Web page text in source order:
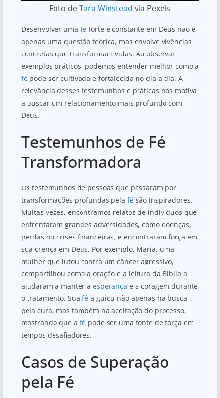
Foto deTara Winstead via Pexels
Desenvolver uma féforte e constante em Deus não é
apenas uma questão teórica, mas envolve vivências
concretas que transformam vidas. Ao observar
exemplos práticos, podemos entender melhor como a
fépode ser cultivada e fortalecida no dia a dia. A
relevância desses testemunhos e práticas nos motiva
a buscar um relacionamento mais profundo com
Deus.
Testemunhos de Fé
Transformadora
Os testemunhos de pessoas que passaram por
transformações profundas pela fésão inspiradores.
Muitas vezes, encontramos relatos de indivíduos que
enfrentaram grandes adversidades, como doenças,
perdas ou crises financeiras, e encontraram força em
sua crença em Deus. Por exemplo, Maria, uma
mulher que lutou contra um câncer agressivo,
compartilhou como a oração e a leitura da Bíblia a
ajudaram a manter a esperança e a coragem durante
o tratamento. Sua féa guiou não apenas na busca
pela cura, mas também na aceitação do processo,
mostrando que a fépode ser uma fonte de força em
tempos desafiadores.
Casos de Superação
pela Fé